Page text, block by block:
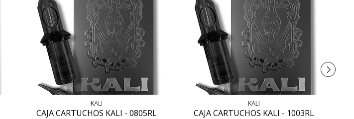
KALI
CAJA CARTUCHOS KALI - 0805RL
KALI
CAJA CARTUCHOS KALI - 1003RL